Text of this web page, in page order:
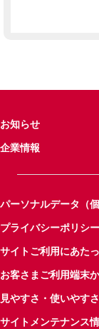
お知らせ
企業情報
パーソナルデータ（
プライバシーポリシー
サイトご利用にあた
お客さまご利用端末
見やすさ・使いやす
サイトメンテナンス